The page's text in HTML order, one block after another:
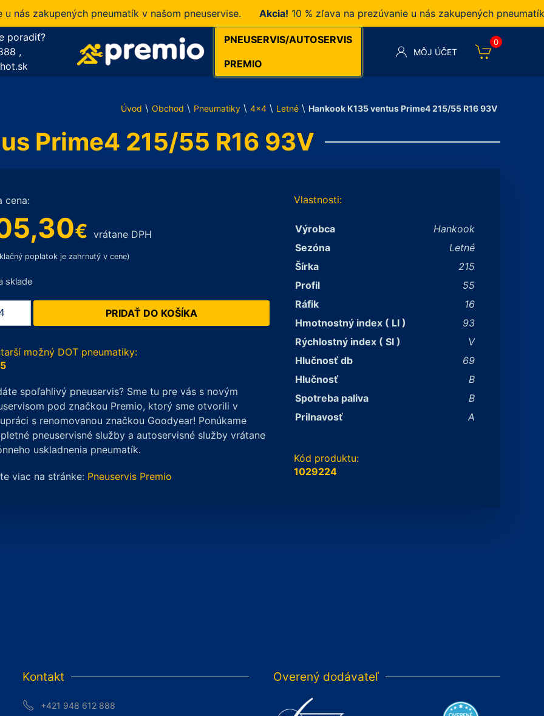
zakupených pneumatík v našom pneuservise. Akcia!10 % zľava na prezúvanie u nás zakupených pneumatík v
poradiť?
,
PNEUSERVIS/AUTOSERVIS
PREMIO
MÔJ ÚČET
0
Úvod \ Obchod \ Pneumatiky \ 4x4 \ Letné \ Hankook K135 ventus Prime4 215/55 R16 93V
Prime4 215/55 R16 93V
cena:
€ vrátane DPH
poplatok je zahrnutý v cene)
sklade
PRIDAŤ DO KOŠÍKA
možný DOT pneumatiky:
spoľahlivý pneuservis? Sme tu pre vás s novým
pod značkou Premio, ktorý sme otvorili v
s renomovanou značkou Goodyear! Ponúkame
pneuservisné služby a autoservisné služby vrátane
uskladnenia pneumatík.
viac na stránke: Pneuservis Premio
Vlastnosti:
Výrobca
Hankook
Sezóna
Letné
Šírka
215
Profil
55
Ráfik
16
Hmotnostný index ( LI )
93
Rýchlostný index ( SI )
V
Hlučnosť db
69
Hlučnosť
B
Spotreba paliva
B
Prilnavosť
A
Kód produktu:
1029224
Kontakt
+421 948 612 888
Overený dodávateľ